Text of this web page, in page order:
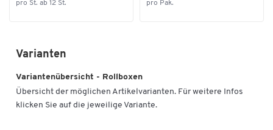
Außenmaße L x B x H [mm] 815 x 724 x 1640
pro St. ab 12 St. pro Pak.
Varianten
Variantenübersicht - Rollboxen
Übersicht der möglichen Artikelvarianten. Für weitere Infos
klicken Sie auf die jeweilige Variante.